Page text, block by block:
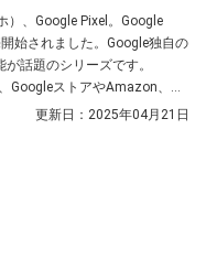
）、Google Pixel。Google
始されました。Google独自の
話題のシリーズです。
GoogleストアやAmazon、楽
のGoogle Pixel 8シリーズ3機
更新日： 2025年04月21日